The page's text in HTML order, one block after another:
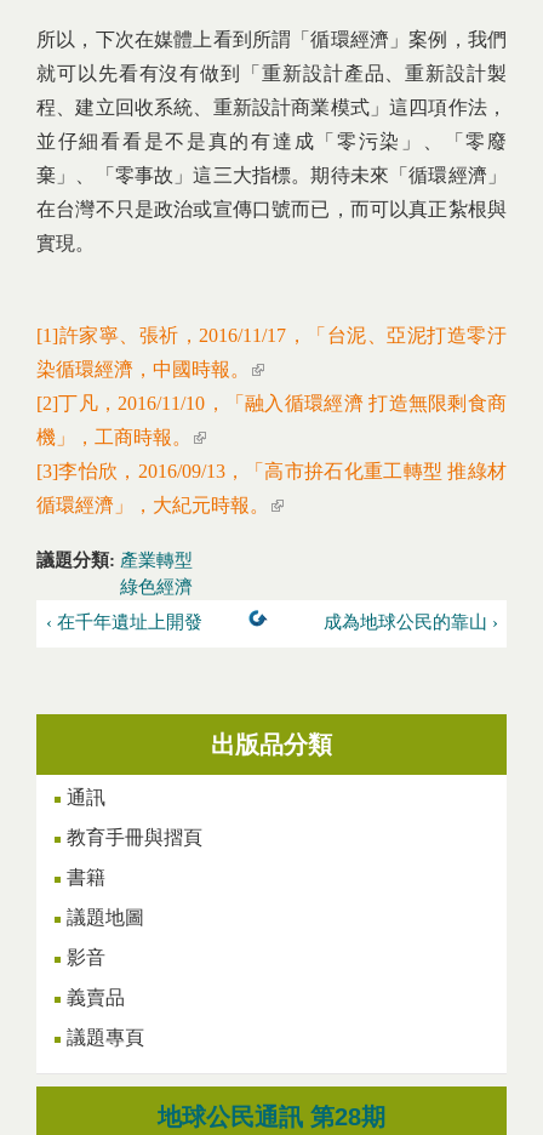
所以，下次在媒體上看到所謂「循環經濟」案例，我們
就可以先看有沒有做到「重新設計產品、重新設計製
程、建立回收系統、重新設計商業模式」這四項作法，
並仔細看看是不是真的有達成「零污染」、「零廢
棄」、「零事故」這三大指標。期待未來「循環經濟」
在台灣不只是政治或宣傳口號而已，而可以真正紮根與
實現。
[1]許家寧、張祈，2016/11/17，「台泥、亞泥打造零汙
染循環經濟，中國時報。
(link is external)
[2]丁凡，2016/11/10，「融入循環經濟 打造無限剩食商
機」，工商時報。
(link is external)
[3]李怡欣，2016/09/13，「高市拚石化重工轉型 推綠材
循環經濟」，大紀元時報。
(link is external)
議題分類: 產業轉型
綠色經濟
‹ 在千年遺址上開發
成為地球公民的靠山 ›
出版品分類
通訊
教育手冊與摺頁
書籍
議題地圖
影音
義賣品
議題專頁
地球公民通訊 第28期